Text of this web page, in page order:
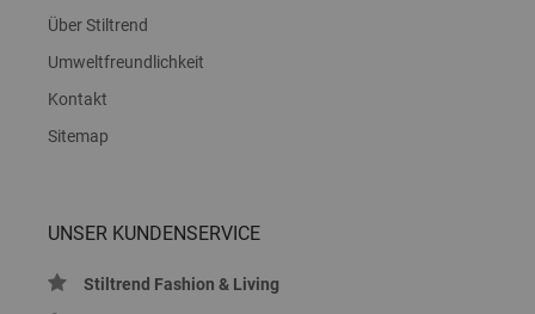
Über Stiltrend
Umweltfreundlichkeit
Kontakt
Sitemap
UNSER KUNDENSERVICE
Stiltrend Fashion & Living